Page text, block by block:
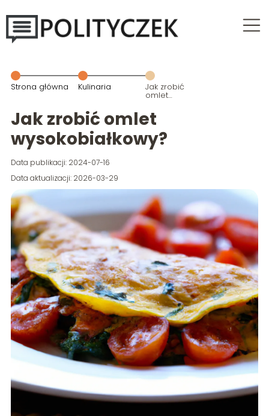
Strona główna Kulinaria Jak zrobić
omlet
Jak zrobić omlet
wysokobiałkowy?
Data publikacji: 2024-07-16
Data aktualizacji: 2026-03-29